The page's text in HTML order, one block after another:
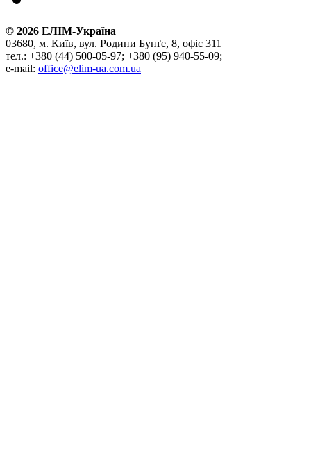
© 2026 ЕЛІМ-Україна
03680, м. Київ, вул. Родини Бунґе, 8, офіс 311
тел.: +380 (44) 500-05-97; +380 (95) 940-55-09;
e-mail: office@elim-ua.com.ua